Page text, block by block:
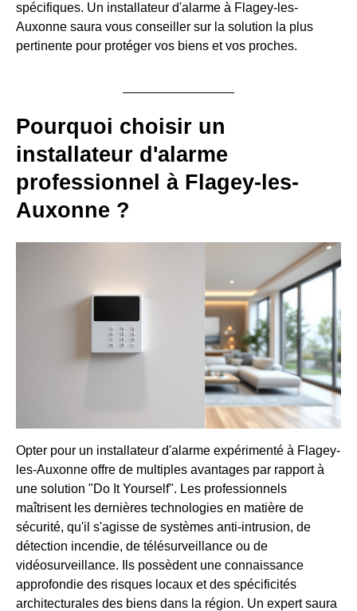
spécifiques. Un installateur d'alarme à Flagey-les-
Auxonne saura vous conseiller sur la solution la plus
pertinente pour protéger vos biens et vos proches.
Pourquoi choisir un
installateur d'alarme
professionnel à Flagey-les-
Auxonne ?
Opter pour un installateur d'alarme expérimenté à Flagey-
les-Auxonne offre de multiples avantages par rapport à
une solution "Do It Yourself". Les professionnels
maîtrisent les dernières technologies en matière de
sécurité, qu'il s'agisse de systèmes anti-intrusion, de
détection incendie, de télésurveillance ou de
vidéosurveillance. Ils possèdent une connaissance
approfondie des risques locaux et des spécificités
architecturales des biens dans la région. Un expert saura